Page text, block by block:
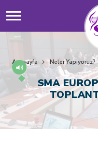
Anasayfa Neler Yapıyoruz?
SMA